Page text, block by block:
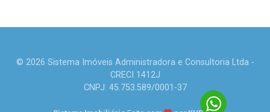
© 2026 Sistema Imóveis Administradora e Consultoria Ltda -
CRECI 1412J
CNPJ: 45.753.589/0001-37